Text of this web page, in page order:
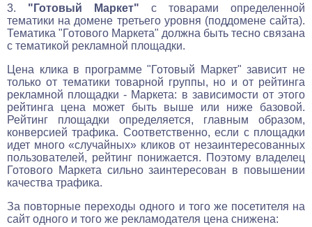
3. "Готовый Маркет" с товарами определенной
тематики на домене третьего уровня (поддомене сайта).
Тематика "Готового Маркета" должна быть тесно связана
с тематикой рекламной площадки.
Цена клика в программе "Готовый Маркет" зависит не
только от тематики товарной группы, но и от рейтинга
рекламной площадки - Маркета: в зависимости от этого
рейтинга цена может быть выше или ниже базовой.
Рейтинг площадки определяется, главным образом,
конверсией трафика. Соответственно, если с площадки
идет много «случайных» кликов от незаинтересованных
пользователей, рейтинг понижается. Поэтому владелец
Готового Маркета сильно заинтересован в повышении
качества трафика.
За повторные переходы одного и того же посетителя на
сайт одного и того же рекламодателя цена снижена: